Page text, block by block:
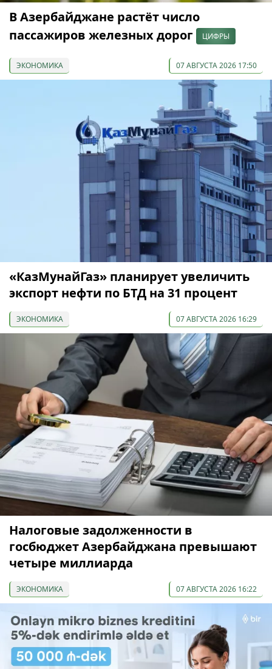
В Азербайджане растёт число
пассажиров железных дорог
ЦИФРЫ
ЭКОНОМИКА 07 АВГУСТА 2026 17:50
«КазМунайГаз» планирует увеличить
экспорт нефти по БТД на 31 процент
ЭКОНОМИКА 07 АВГУСТА 2026 16:29
Налоговые задолженности в
госбюджет Азербайджана превышают
четыре миллиарда
ЭКОНОМИКА 07 АВГУСТА 2026 16:22